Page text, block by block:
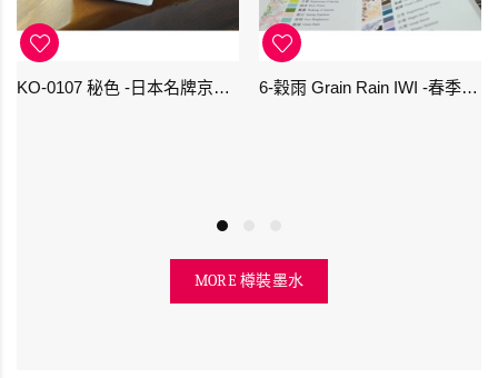
KO-0107 秘色 -日本名牌京の音樽裝鋼筆墨水 4573356130234 - 40ml 6-穀雨 Grain Rain IWI -春季-24節氣色澤鋼筆墨水
MORE 樽裝墨水